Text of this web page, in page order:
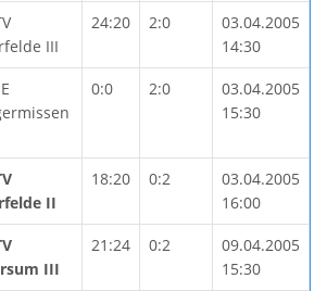
III
24:20 2:0
03.04.2005
14:30
0:0 2:0
03.04.2005
15:30
II
18:20 0:2
03.04.2005
16:00
III
21:24 0:2
09.04.2005
15:30